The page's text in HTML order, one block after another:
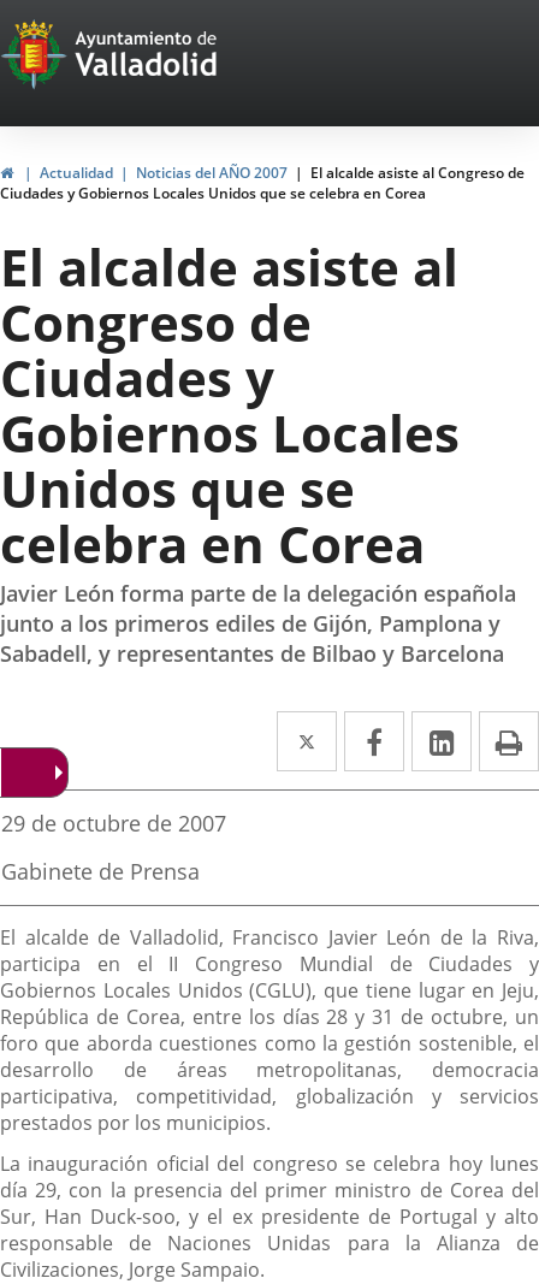
Portal
Web
del
Ayuntamiento
de
Valladolid
InicioActualidad Noticias del AÑO 2007
El alcalde asiste al Congreso de
Ciudades y Gobiernos Locales Unidos que se celebra en Corea
El alcalde asiste al
Congreso de
Ciudades y
Gobiernos Locales
Unidos que se
celebra en Corea
Javier León forma parte de la delegación española
junto a los primeros ediles de Gijón, Pamplona y
Sabadell, y representantes de Bilbao y Barcelona
Twitter
Enlace
a
externa.
Facebook
Enlace
a
externa.
Enlace
a
Fecha
la
noticia
29 de octubre de 2007
Fuente
la
noticia
Gabinete de Prensa
Descripción
El alcalde de Valladolid, Francisco Javier León de la Riva,
participa en el II Congreso Mundial de Ciudades y
Gobiernos Locales Unidos (CGLU), que tiene lugar en Jeju,
República de Corea, entre los días 28 y 31 de octubre, un
foro que aborda cuestiones como la gestión sostenible, el
desarrollo de áreas metropolitanas, democracia
participativa, competitividad, globalización y servicios
prestados por los municipios.
La inauguración oficial del congreso se celebra hoy lunes
día 29, con la presencia del primer ministro de Corea del
Sur, Han Duck-soo, y el ex presidente de Portugal y alto
responsable de Naciones Unidas para la Alianza de
Civilizaciones, Jorge Sampaio.